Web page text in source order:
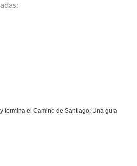
termina el Camino de Santiago: Una guía